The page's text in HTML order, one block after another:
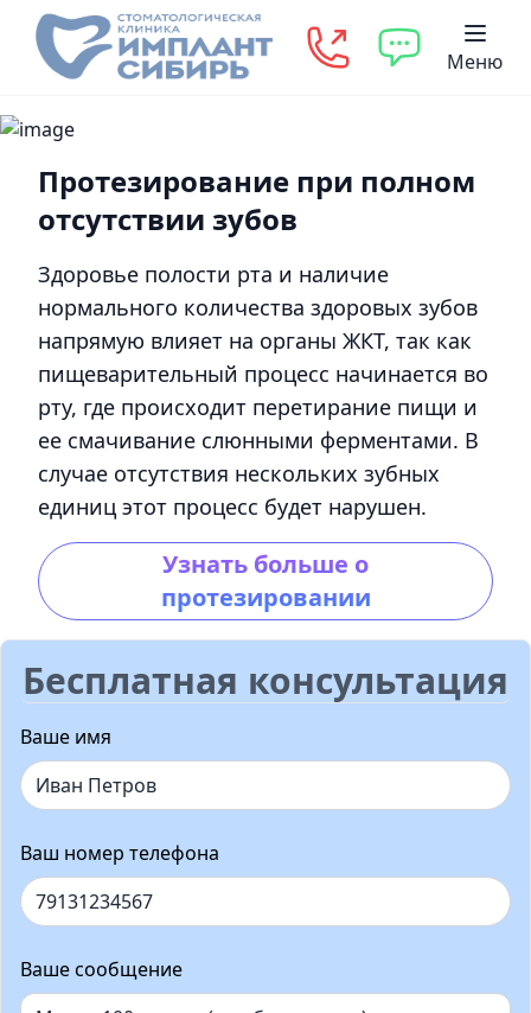
Меню
Протезирование при полном
отсутствии зубов
Здоровье полости рта и наличие
нормального количества здоровых зубов
напрямую влияет на органы ЖКТ, так как
пищеварительный процесс начинается во
рту, где происходит перетирание пищи и
ее смачивание слюнными ферментами. В
случае отсутствия нескольких зубных
единиц этот процесс будет нарушен.
Узнать больше о
протезировании
Бесплатная консультация
Ваше имя
Ваш номер телефона
Ваше сообщение